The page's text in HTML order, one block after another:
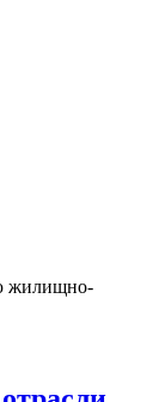
жилищно-